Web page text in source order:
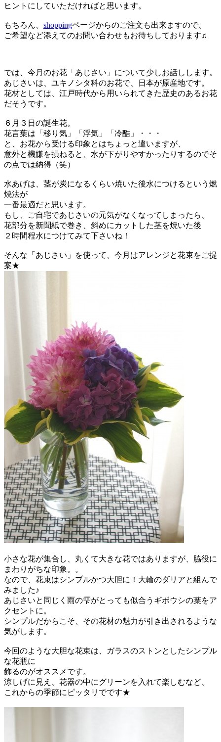
ヒントにしていただければと思います。
もちろん、 shoppingページからのご注文も出来ますので、
ご希望など添えてのお問い合わせもお待ちしております♫
では、今月のお花「あじさい」について少しお話しします。
あじさいは、ユキノシタ科のお花で、日本が原産地です。
花材としては、江戸時代から用いられてきた歴史のあるお花
だそうです。
６月３日の誕生花。
花言葉は「移り気」「浮気」「冷酷」・・・
と、お花から受ける印象とはちょっと違いますが、
意外と機嫌を損ねると、水が下がりやすかったりするのでそ
の点では納得（笑）
水あげは、茎が炭になるくらい焼いた後水につけるという燃
焼法が
一番最適だと思います。
もし、ご自宅であじさいの元気がなくなってしまったら、
花部分を新聞紙で巻き、斜めにカットした茎を焼いた後
２時間程水につけてみて下さいね！
そんな「あじさい」を使って、今月はアレンジと花束をご提
案★
小さな花が集合し、丸くて大きな花ではありますが、脇役に
まわりがちな印象。。
なので、花束はシンプルかつ大胆に！大輪のダリアと組んで
みました♪
あじさいと同じく雨の雫がとっても似合うギボウシの葉をア
クセントに。
シンプルだからこそ、その花材の魅力が引き出されるような
気がします。
今回のような大胆な花束は、ガラスのストンとしたシンプル
な花瓶に
飾るのがオススメです。
涼しげに見え、花器の中にグリーンを入れて楽しむなど、
これからの季節にピッタリでです★